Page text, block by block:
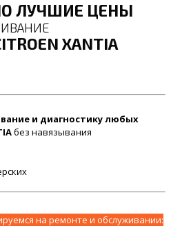
ЛУЧШИЕ ЦЕНЫ
XANTIA
и диагностику любых
без навязывания
на ремонте и обслуживании: